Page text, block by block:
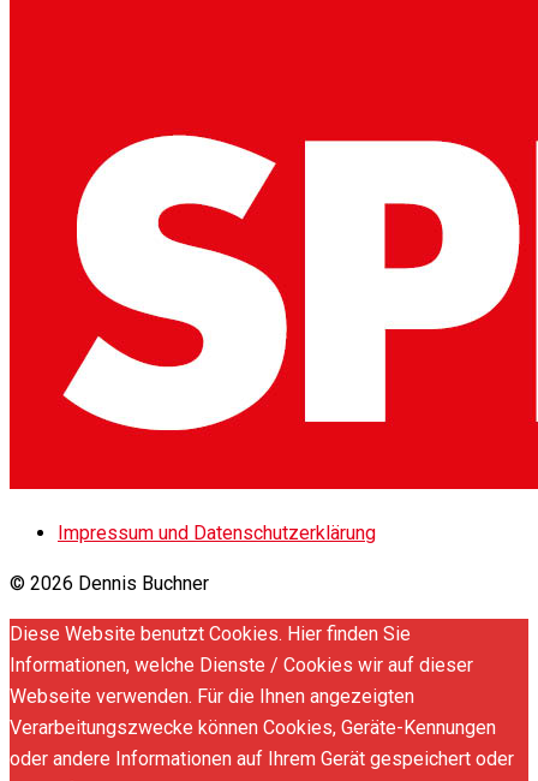
Impressum und Datenschutzerklärung
© 2026 Dennis Buchner
Diese Website benutzt Cookies. Hier finden Sie
Informationen, welche Dienste / Cookies wir auf dieser
Webseite verwenden. Für die Ihnen angezeigten
Verarbeitungszwecke können Cookies, Geräte-Kennungen
oder andere Informationen auf Ihrem Gerät gespeichert oder